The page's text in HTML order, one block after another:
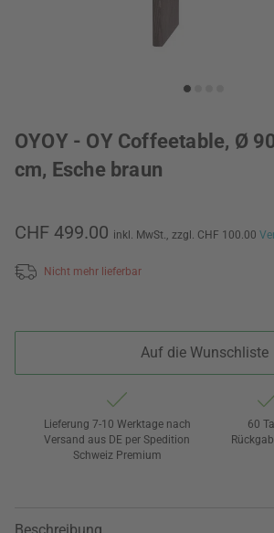
OYOY - OY Coffeetable, Ø
cm, Esche braun
CHF 499.00 inkl. MwSt., zzgl. CHF 100.00
Nicht mehr lieferbar
Auf die Wunschliste
Lieferung 7-10 Werktage nach
Versand aus DE per Spedition
Schweiz Premium
60